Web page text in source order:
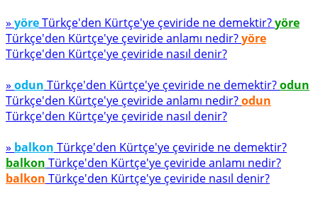
» yöreTürkçe'den Kürtçe'ye çeviride ne demektir?yöre
Türkçe'den Kürtçe'ye çeviride anlamı nedir?yöre
Türkçe'den Kürtçe'ye çeviride nasıl denir?
» odun Türkçe'den Kürtçe'ye çeviride ne demektir?odun
Türkçe'den Kürtçe'ye çeviride anlamı nedir?odun
Türkçe'den Kürtçe'ye çeviride nasıl denir?
» balkon Türkçe'den Kürtçe'ye çeviride ne demektir?
balkon Türkçe'den Kürtçe'ye çeviride anlamı nedir?
balkon Türkçe'den Kürtçe'ye çeviride nasıl denir?